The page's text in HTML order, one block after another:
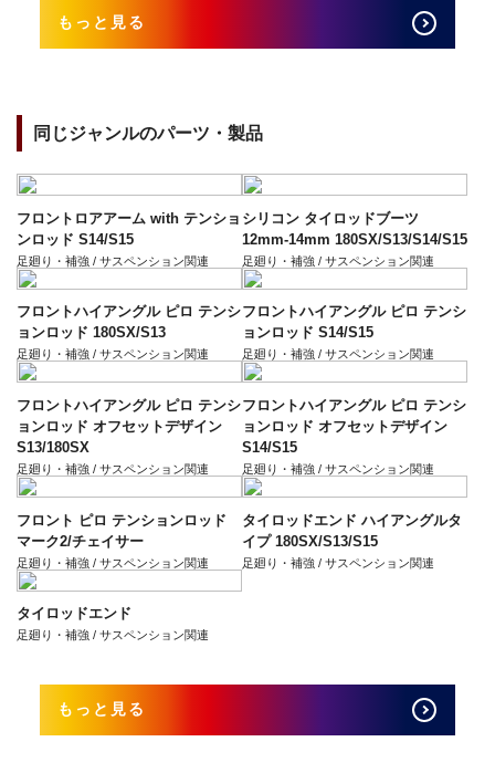
もっと見る
同じジャンルのパーツ・製品
フロントロアアーム with テンショ
ンロッド S14/S15
足廻り・補強 / サスペンション関連
シリコン タイロッドブーツ
12mm-14mm 180SX/S13/S14/S15
足廻り・補強 / サスペンション関連
フロントハイアングル ピロ テンシ
ョンロッド 180SX/S13
足廻り・補強 / サスペンション関連
フロントハイアングル ピロ テンシ
ョンロッド S14/S15
足廻り・補強 / サスペンション関連
フロントハイアングル ピロ テンシ
ョンロッド オフセットデザイン
S13/180SX
足廻り・補強 / サスペンション関連
フロントハイアングル ピロ テンシ
ョンロッド オフセットデザイン
S14/S15
足廻り・補強 / サスペンション関連
フロント ピロ テンションロッド
マーク2/チェイサー
足廻り・補強 / サスペンション関連
タイロッドエンド ハイアングルタ
イプ 180SX/S13/S15
足廻り・補強 / サスペンション関連
タイロッドエンド
足廻り・補強 / サスペンション関連
もっと見る